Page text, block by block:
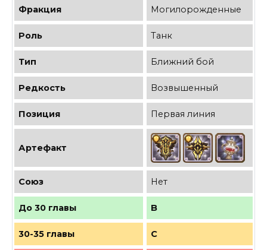
Фракция Могилорожденные
Роль Танк
Тип Ближний бой
Редкость Возвышенный
Позиция Первая линия
Артефакт
Союз Нет
До 30 главы B
30-35 главы C